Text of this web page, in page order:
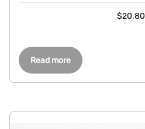
Read more
$20.80